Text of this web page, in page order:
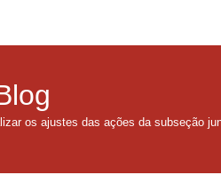
os ajustes das ações da subseção